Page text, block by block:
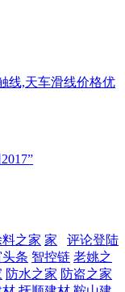
线,天车滑线价格优
评论登陆
之家 家
条 智控链 老姚之
防水之家 防盗之家